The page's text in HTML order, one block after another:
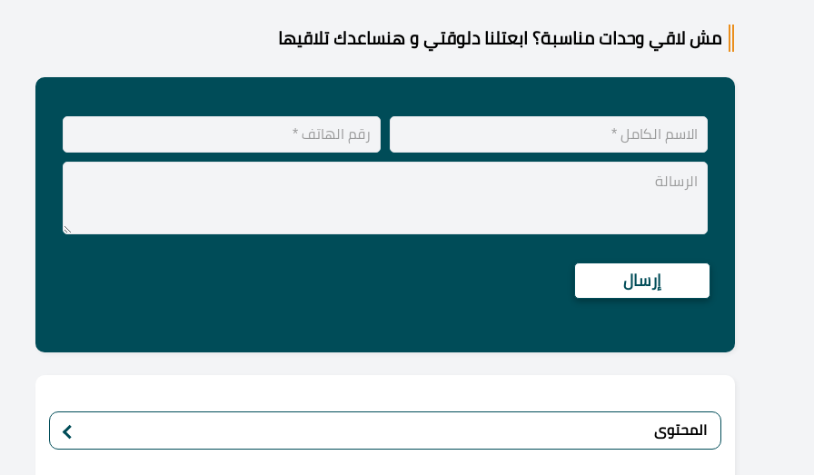
مش لاقي وحدات مناسبة؟ ابعتلنا دلوقتي و هنساعدك تلاقيها
المحتوى